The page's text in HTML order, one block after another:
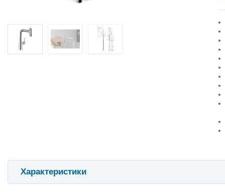
Характеристики